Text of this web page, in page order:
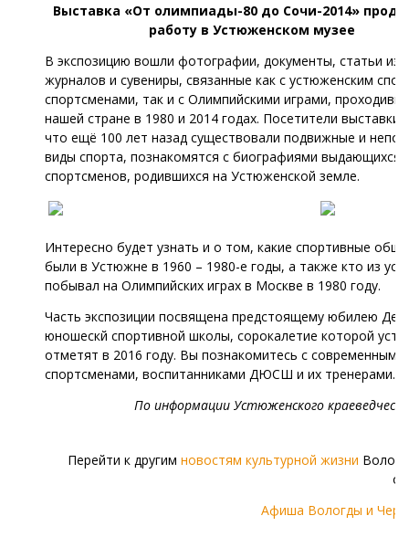
Выставка «От олимпиады-80 до Сочи-2014»
работу в Устюженском музее
В экспозицию вошли фотографии, документы, статьи из
журналов и сувениры, связанные как с устюженским
спортсменами, так и с Олимпийскими играми,
нашей стране в 1980 и 2014 годах. Посетители выставки
что ещё 100 лет назад существовали подвижные и
виды спорта, познакомятся с биографиями выдающихся
спортсменов, родившихся на Устюженской земле.
Интересно будет узнать и о том, какие спортивные
были в Устюжне в 1960 – 1980-е годы, а также кто из
побывал на Олимпийских играх в Москве в 1980 году.
Часть экспозиции посвящена предстоящему юбилею
юношескй спортивной школы, сорокалетие которой
отметят в 2016 году. Вы познакомитесь с современными
спортсменами, воспитанниками ДЮСШ и их тренерами.
По информации Устюженского
Перейти к другим новостям культурной жизни
Афиша Вологды и